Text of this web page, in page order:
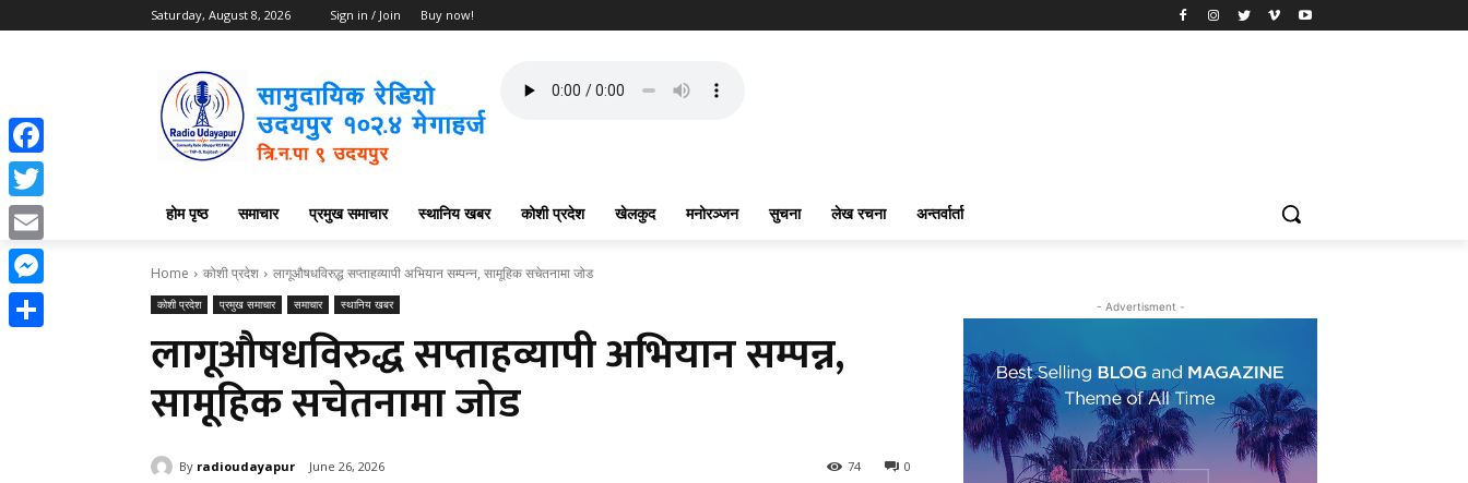
Saturday, August 8, 2026 Sign in / Join Buy now!
होम पृष्ठ समाचार प्रमुख समाचार स्थानिय खबर कोशी प्रदेश खेलकुद मनोरञ्जन सुचना लेख रचना अन्तर्वार्ता
Home कोशी प्रदेश लागूऔषधविरुद्ध सप्ताहव्यापी अभियान सम्पन्न, सामूहिक सचेतनामा जोड
कोशी प्रदेश प्रमुख समाचार समाचार स्थानिय खबर
लागूऔषधविरुद्ध सप्ताहव्यापी अभियान सम्पन्न,
सामूहिक सचेतनामा जोड
By radioudayapur June 26, 2026 0
74
- Advertisment -
Facebook
Twitter
Email
Messenger